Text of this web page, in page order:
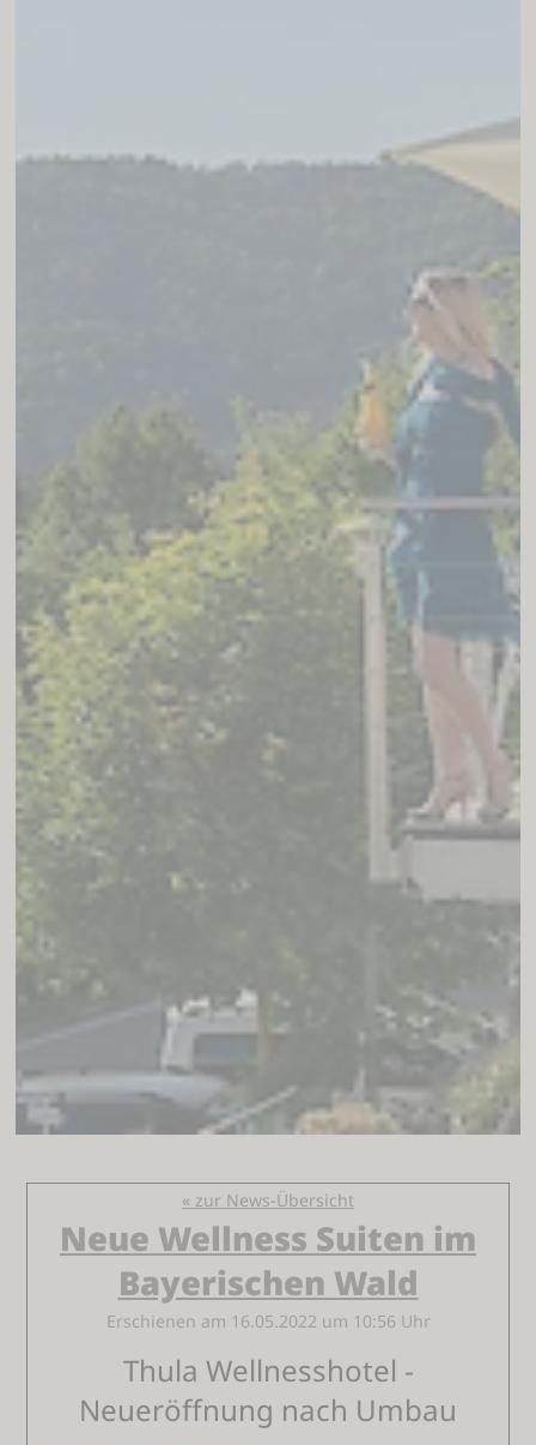
« zur News-Übersicht
Neue Wellness Suiten im
Bayerischen Wald
Erschienen am 16.05.2022 um 10:56 Uhr
Thula Wellnesshotel -
Neueröffnung nach Umbau